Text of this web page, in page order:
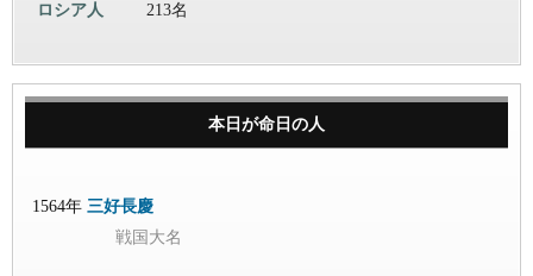
ロシア人 213名
本日が命日の人
1564年 三好長慶
戦国大名